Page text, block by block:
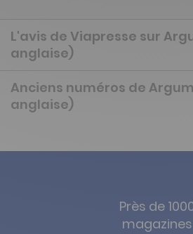
L'avis de Viapresse sur
anglaise)
Anciens numéros de
anglaise)
Près de
magazines